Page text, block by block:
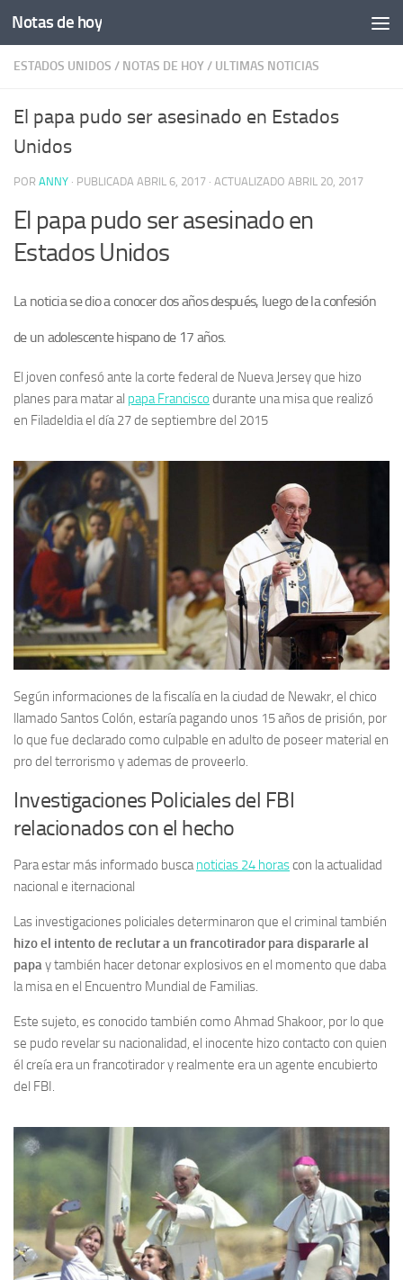
Saltar al contenido
Notas de hoy
ESTADOS UNIDOS / NOTAS DE HOY/ ULTIMAS NOTICIAS
El papa pudo ser asesinado en Estados
Unidos
POR ANNY · PUBLICADA ABRIL 6, 2017 · ACTUALIZADO ABRIL 20, 2017
El papa pudo ser asesinado en
Estados Unidos
La noticia se dio a conocer dos años después, luego de la confesión
de un adolescente hispano de 17 años.
El joven confesó ante la corte federal de Nueva Jersey que hizo
planes para matar al papa Francisco durante una misa que realizó
en Filadeldia el día 27 de septiembre del 2015
Según informaciones de la fiscalía en la ciudad de Newakr, el chico
llamado Santos Colón, estaría pagando unos 15 años de prisión, por
lo que fue declarado como culpable en adulto de poseer material en
pro del terrorismo y ademas de proveerlo.
Investigaciones Policiales del FBI
relacionados con el hecho
Para estar más informado buscanoticias 24 horascon la actualidad
nacional e iternacional
Las investigaciones policiales determinaron que el criminal también
hizo el intento de reclutar a un francotirador para dispararle al
papay también hacer detonar explosivos en el momento que daba
la misa en el Encuentro Mundial de Familias.
Este sujeto, es conocido también como Ahmad Shakoor, por lo que
se pudo revelar su nacionalidad, el inocente hizo contacto con quien
él creía era un francotirador y realmente era un agente encubierto
del FBI.